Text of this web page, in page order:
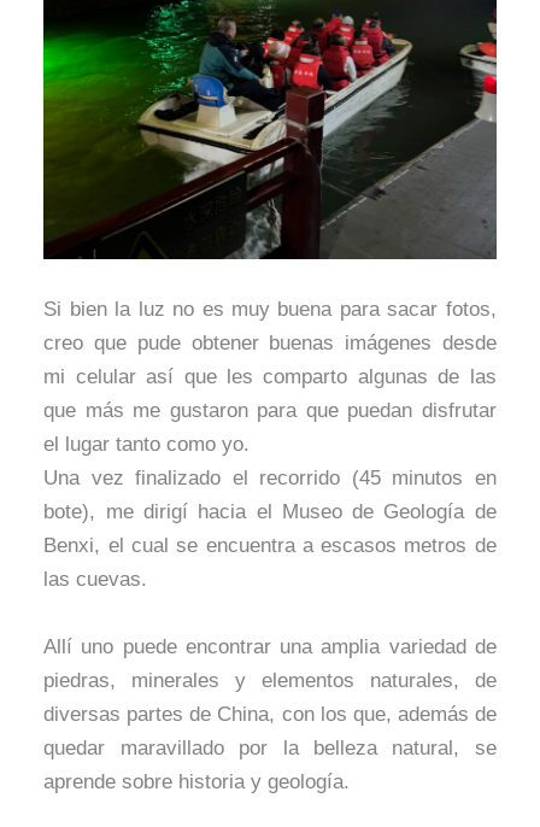
Si bien la luz no es muy buena para sacar fotos,
creo que pude obtener buenas imágenes desde
mi celular así que les comparto algunas de las
que más me gustaron para que puedan disfrutar
el lugar tanto como yo.
Una vez finalizado el recorrido (45 minutos en
bote), me dirigí hacia el Museo de Geología de
Benxi, el cual se encuentra a escasos metros de
las cuevas.
Allí uno puede encontrar una amplia variedad de
piedras, minerales y elementos naturales, de
diversas partes de China, con los que, además de
quedar maravillado por la belleza natural, se
aprende sobre historia y geología.